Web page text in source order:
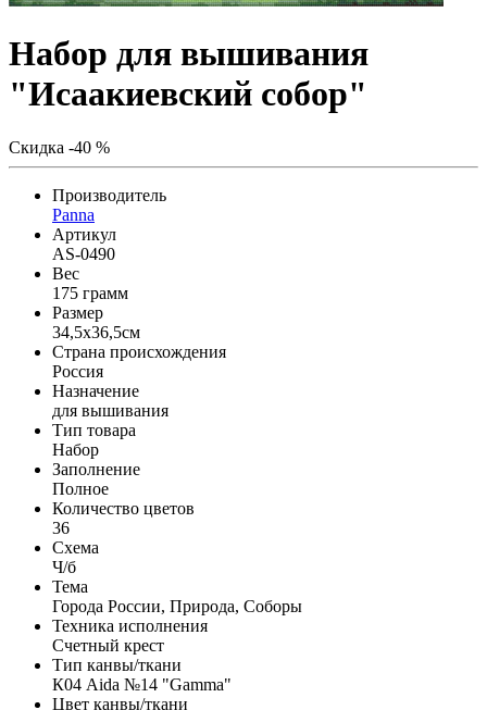
Набор для вышивания
"Исаакиевский собор"
Скидка -40 %
Производитель
Panna
Артикул
AS-0490
Вес
175 грамм
Размер
34,5x36,5см
Страна происхождения
Россия
Назначение
для вышивания
Тип товара
Набор
Заполнение
Полное
Количество цветов
36
Схема
Ч/б
Тема
Города России, Природа, Соборы
Техника исполнения
Счетный крест
Тип канвы/ткани
К04 Aida №14 "Gamma"
Цвет канвы/ткани